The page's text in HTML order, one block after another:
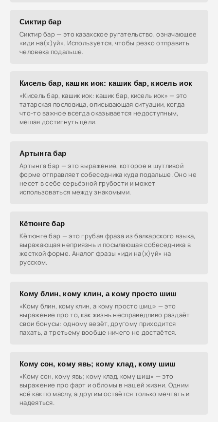
Сиктир бар
Сиктир бар — это казахское ругательство, означающее
«иди на(х)уй». Используется, чтобы резко отправить
человека подальше.
Кисель бар, кашик иок: кашик бар, кисель иок
«Кисель бар, кашик иок: кашик бар, кисель иок» — это
татарская пословица, описывающая ситуации, когда
что-то важное всегда оказывается недоступным,
мешая достигнуть цели.
Артынга бар
Артынга бар — это выражение, которое в шутливой
форме отправляет собеседника куда подальше. Оно не
несет в себе серьёзной грубости и может
использоваться между знакомыми.
Кётюнге бар
Кётюнге бар — это грубая фраза из балкарского языка,
выражающая неприязнь и посылающая собеседника в
жесткой форме. Аналог фразы «иди на(х)уй» на
русском.
Кому блин, кому клин, а кому просто шиш
«Кому блин, кому клин, а кому просто шиш» — это
выражение про то, как жизнь несправедливо раздаёт
свои бонусы: одному везёт, другому приходится
пахать, а третьему вообще ничего не достаётся.
Кому сон, кому явь; кому клад, кому шиш
«Кому сон, кому явь; кому клад, кому шиш» — это
выражение про фарт и обломы в нашей жизни. Одним
всё как по маслу, а другим остаётся только мечтать и
надеяться.